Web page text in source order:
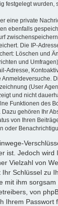
festgelegt wurden,
eine private
ebenfalls
Die IP-
Löschen und
und
Adresse,
Anmeldeversuche.
(User
und nicht
Funktionen des
gehören Ihr
von Ihren
oder
ist. Jedoch wird
Vielzahl von
Schlüssel zu
mit ihm
von
Ihrem Passwort